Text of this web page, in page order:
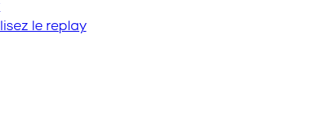
le replay